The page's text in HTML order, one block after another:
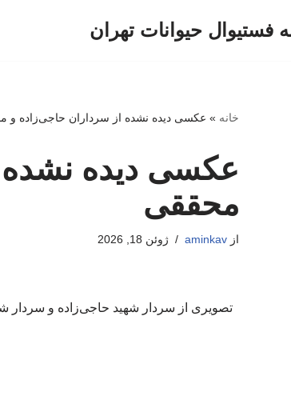
فستیوال حیوانات تهران
خانه » عکسی دیده نشده از سرداران حاجی‌زاده و
عکسی دیده نشده
محققی
ازaminkav ژوئن 18, 2026
تصویری از سردار شهید حاجی‌زاده و سردار